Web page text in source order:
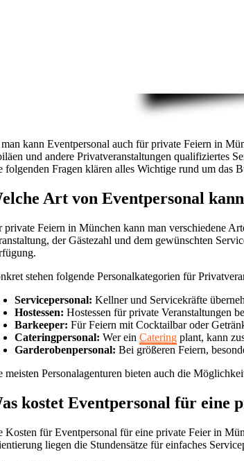
man kann Eventpersonal auch für private Feiern in
und andere Privatveranstaltungen qualifiziertes
folgenden Fragen klären alles Wichtige rund um das
Art von Eventpersonal
private Feiern in München kann man verschiedene
der Gästezahl und dem gewünschten
stehen folgende Personalkategorien für
Servicepersonal: Kellner und Servicekräfte
Hostessen: Hostessen für private Veranstaltungen
Barkeeper: Für Feiern mit Cocktailbar oder
Cateringpersonal: Wer einCatering plant, kann
Garderobenpersonal: Bei größeren Feiern,
meisten Personalagenturen bieten auch die
kostet Eventpersonal für eine
Kosten für Eventpersonal für eine private Feier in
liegen die Stundensätze für einfaches